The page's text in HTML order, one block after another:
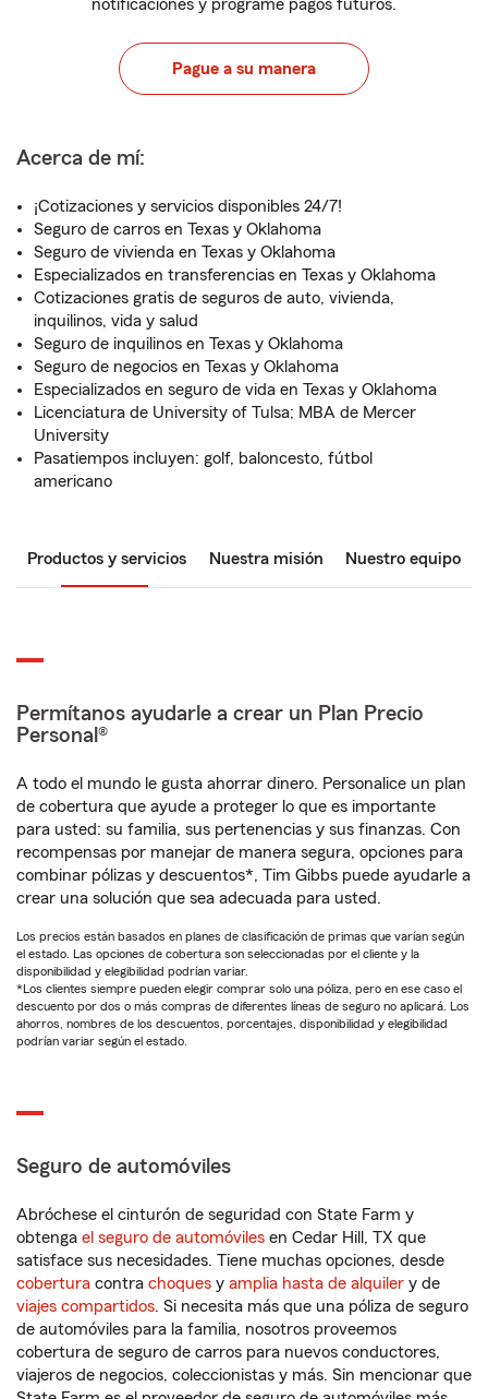
notificaciones y programe pagos futuros.
Pague a su manera
Acerca de mí:
¡Cotizaciones y servicios disponibles 24/7!
Seguro de carros en Texas y Oklahoma
Seguro de vivienda en Texas y Oklahoma
Especializados en transferencias en Texas y Oklahoma
Cotizaciones gratis de seguros de auto, vivienda,
inquilinos, vida y salud
Seguro de inquilinos en Texas y Oklahoma
Seguro de negocios en Texas y Oklahoma
Especializados en seguro de vida en Texas y Oklahoma
Licenciatura de University of Tulsa; MBA de Mercer
University
Pasatiempos incluyen: golf, baloncesto, fútbol
americano
Productos y servicios Nuestra misión Nuestro equipo
Permítanos ayudarle a crear un Plan Precio
Personal®
A todo el mundo le gusta ahorrar dinero. Personalice un plan
de cobertura que ayude a proteger lo que es importante
para usted: su familia, sus pertenencias y sus finanzas. Con
recompensas por manejar de manera segura, opciones para
combinar pólizas y descuentos*, Tim Gibbs puede ayudarle a
crear una solución que sea adecuada para usted.
Los precios están basados en planes de clasificación de primas que varían según
el estado. Las opciones de cobertura son seleccionadas por el cliente y la
disponibilidad y elegibilidad podrían variar.
*Los clientes siempre pueden elegir comprar solo una póliza, pero en ese caso el
descuento por dos o más compras de diferentes líneas de seguro no aplicará. Los
ahorros, nombres de los descuentos, porcentajes, disponibilidad y elegibilidad
podrían variar según el estado.
Seguro de automóviles
Abróchese el cinturón de seguridad con State Farm y
obtenga el seguro de automóviles en Cedar Hill, TX que
satisface sus necesidades. Tiene muchas opciones, desde
cobertura contra choques y amplia hasta de alquiler y de
viajes compartidos. Si necesita más que una póliza de seguro
de automóviles para la familia, nosotros proveemos
cobertura de seguro de carros para nuevos conductores,
viajeros de negocios, coleccionistas y más. Sin mencionar que